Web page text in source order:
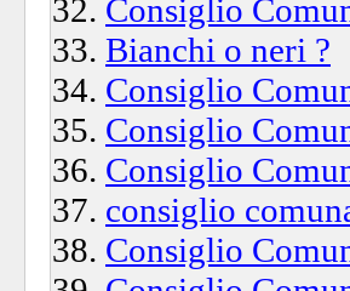
Consiglio
Bianchi o neri ?
Consiglio
Consiglio
Consiglio
consiglio
Consiglio